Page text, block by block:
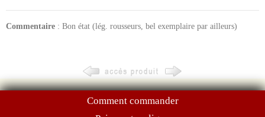
Commentaire : Bon état (lég. rousseurs, bel exemplaire par ailleurs)
Comment commander